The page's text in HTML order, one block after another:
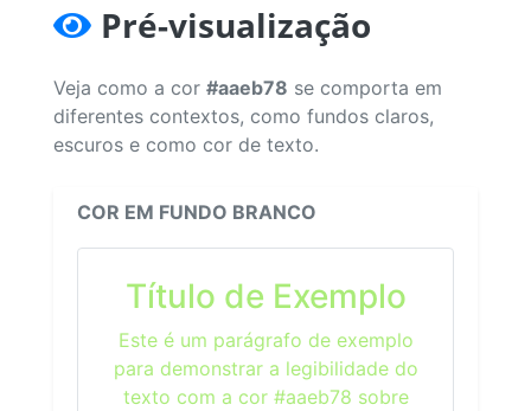
Pré-visualização
Veja como a cor #aaeb78 se comporta em
diferentes contextos, como fundos claros,
escuros e como cor de texto.
COR EM FUNDO BRANCO
Título de Exemplo
Este é um parágrafo de exemplo
para demonstrar a legibilidade do
texto com a cor #aaeb78 sobre